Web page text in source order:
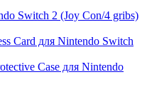
Switch 2 (Joy Con/4 gribs)
Card для Nintendo Switch
Case для Nintendo